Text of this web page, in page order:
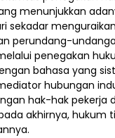
menunjukkan
sekadar
perundang-
penegakan
bahasa yang
hubungan
hak-hak pekerja
akhirnya,